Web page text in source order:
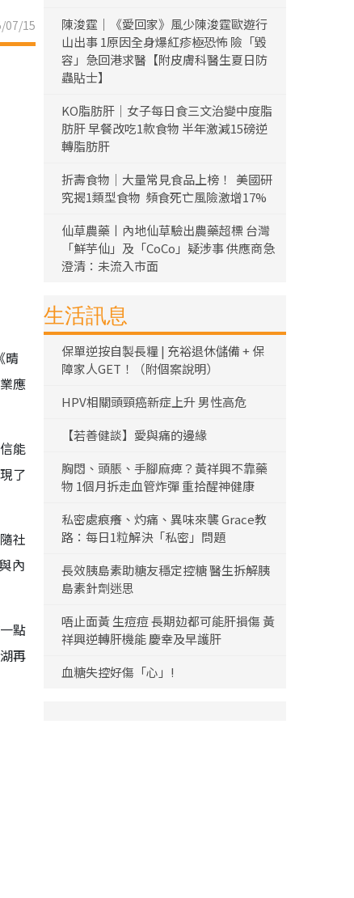
07/15
晴
應
能
了
社
內
點
再
陳浚霆｜《愛回家》風少陳浚霆歐遊行
山出事 1原因全身爆紅疹極恐怖 險「毀
容」急回港求醫【附皮膚科醫生夏日防
蟲貼士】
KO脂肪肝｜女子每日食三文治變中度脂
肪肝 早餐改吃1款食物 半年激減15磅逆
轉脂肪肝
折壽食物｜大量常見食品上榜！ 美國研
究揭1類型食物 頻食死亡風險激增17%
仙草農藥丨內地仙草驗出農藥超標 台灣
「鮮芋仙」及「CoCo」疑涉事 供應商急
澄清：未流入市面
生活訊息
保單逆按自製長糧 | 充裕退休儲備 + 保
障家人GET！（附個案說明）
HPV相關頭頸癌新症上升 男性高危
【若善健談】愛與痛的邊緣
胸悶、頭脹、手腳麻痺？黃祥興不靠藥
物 1個月拆走血管炸彈 重拾醒神健康
私密處痕癢、灼痛、異味來襲 Grace教
路：每日1粒解決「私密」問題
長效胰島素助糖友穩定控糖 醫生拆解胰
島素針劑迷思
唔止面黃 生痘痘 長期攰都可能肝損傷 黃
祥興逆轉肝機能 慶幸及早護肝
血糖失控好傷「心」!